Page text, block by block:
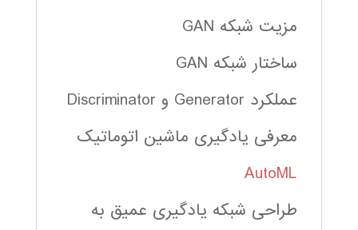
مزیت شبکه GAN
ساختار شبکه GAN
عملکرد Generator و Discriminator
معرفی یادگیری ماشین اتوماتیک
AutoML
طراحی شبکه یادگیری عمیق به